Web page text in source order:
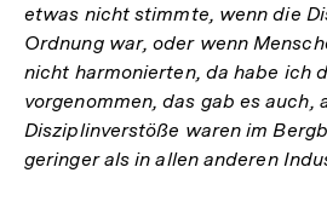
etwas nicht stimmte, wenn die
Ordnung war, oder wenn
nicht harmonierten, da habe ich
vorgenommen, das gab es auch,
Disziplinverstöße waren im
geringer als in allen anderen